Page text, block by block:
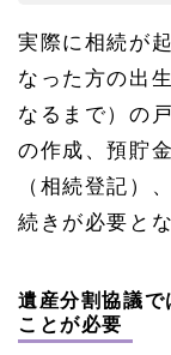
実際に相続が
なった方の出
なるまで）の
の作成、預貯
（相続登記）
続きが必要と
遺産分割協議で
ことが必要